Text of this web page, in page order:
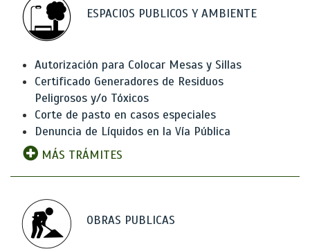
ESPACIOS PUBLICOS Y AMBIENTE
Autorización para Colocar Mesas y Sillas
Certificado Generadores de Residuos
Peligrosos y/o Tóxicos
Corte de pasto en casos especiales
Denuncia de Líquidos en la Vía Pública
MÁS TRÁMITES
OBRAS PUBLICAS